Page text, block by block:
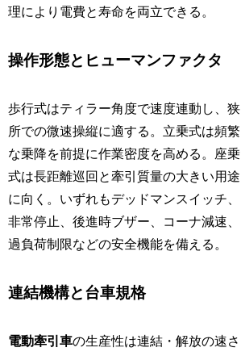
理により電費と寿命を両立できる。
操作形態とヒューマンファクタ
歩行式はティラー角度で速度連動し、狭
所での微速操縦に適する。立乗式は頻繁
な乗降を前提に作業密度を高める。座乗
式は長距離巡回と牽引質量の大きい用途
に向く。いずれもデッドマンスイッチ、
非常停止、後進時ブザー、コーナ減速、
過負荷制限などの安全機能を備える。
連結機構と台車規格
電動牽引車の生産性は連結・解放の速さ